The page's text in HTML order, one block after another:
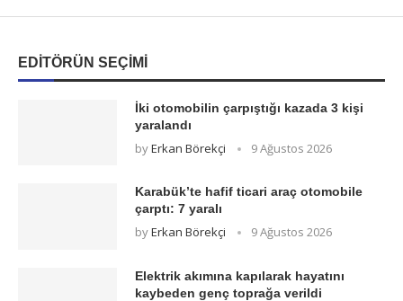
EDITÖRÜN SEÇIMI
İki otomobilin çarpıştığı kazada 3 kişi
yaralandı
byErkan Börekçi 9 Ağustos 2026
Karabük’te hafif ticari araç otomobile
çarptı: 7 yaralı
byErkan Börekçi 9 Ağustos 2026
Elektrik akımına kapılarak hayatını
kaybeden genç toprağa verildi